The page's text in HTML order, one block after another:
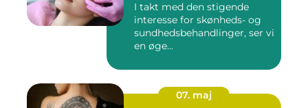
I takt med den stigende
interesse for skønheds- og
sundhedsbehandlinger, ser vi
en øge...
07. maj